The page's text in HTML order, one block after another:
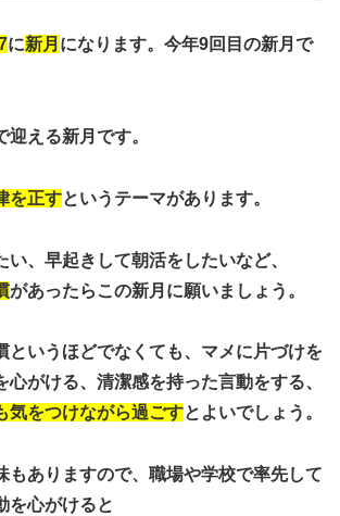
に新月 になります。今年9回目の新月で
迎える新月です。
を正すというテーマがあります。
い、早起きして朝活をしたいなど、
があったらこの新月に願いましょう。
というほどでなくても、マメに片づけを
心がける、清潔感を持った言動をする、
気をつけながら過ごすとよいでしょう。
もありますので、職場や学校で率先して
を心がけると